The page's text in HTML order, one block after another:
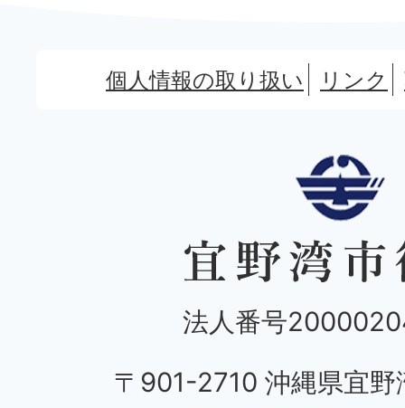
個人情報の取り扱い リンク
法人番号
〒901-2710 沖縄県宜野